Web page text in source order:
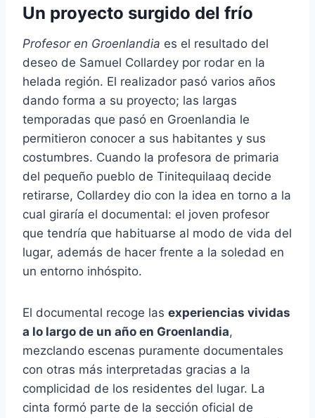
Un proyecto surgido del frío
Profesor en Groenlandia es el resultado del
deseo de Samuel Collardey por rodar en la
helada región. El realizador pasó varios años
dando forma a su proyecto; las largas
temporadas que pasó en Groenlandia le
permitieron conocer a sus habitantes y sus
costumbres. Cuando la profesora de primaria
del pequeño pueblo de Tinitequilaaq decide
retirarse, Collardey dio con la idea en torno a la
cual giraría el documental: el joven profesor
que tendría que habituarse al modo de vida del
lugar, además de hacer frente a la soledad en
un entorno inhóspito.
El documental recoge las experiencias vividas
a lo largo de un año en Groenlandia,
mezclando escenas puramente documentales
con otras más interpretadas gracias a la
complicidad de los residentes del lugar. La
cinta formó parte de la sección oficial de